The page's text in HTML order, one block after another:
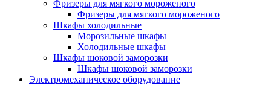
Фризеры для мягкого мороженого
Фризеры для мягкого мороженого
Шкафы холодильные
Mорозильные шкафы
Холодильные шкафы
Шкафы шоковой заморозки
Шкафы шоковой заморозки
Электромеханическое оборудование